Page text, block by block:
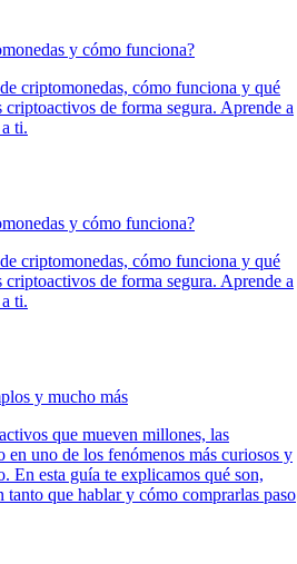
y cómo funciona?
criptomonedas, cómo funciona y qué
criptoactivos de forma segura. Aprende a
ti.
y cómo funciona?
criptomonedas, cómo funciona y qué
criptoactivos de forma segura. Aprende a
ti.
y mucho más
que mueven millones, las
en uno de los fenómenos más curiosos y
En esta guía te explicamos qué son,
que hablar y cómo comprarlas paso